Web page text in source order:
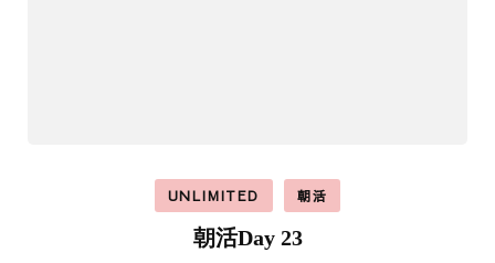
UNLIMITED 朝活
朝活Day 23